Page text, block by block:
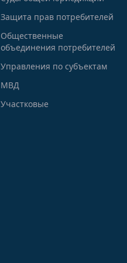
Защита прав потребителей
Общественные
объединения потребителей
Управления по субъектам
МВД
Участковые